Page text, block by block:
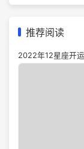
推荐阅读
2022年12星座开